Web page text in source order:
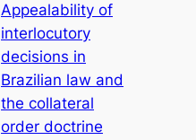
Appealability of
interlocutory
decisions in
Brazilian law and
the collateral
order doctrine